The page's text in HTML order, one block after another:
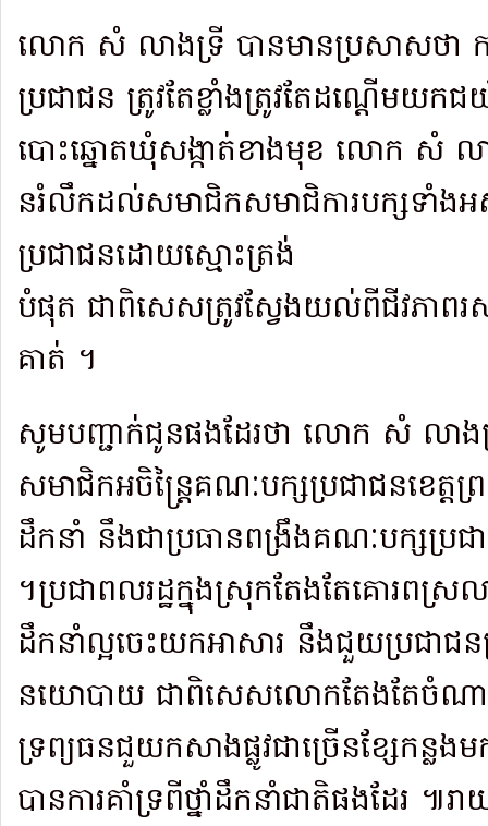
លោក សំ លាងទ្រី បានមានប្រសាសថា ក
ប្រជាជន ត្រូវតែខ្លាំងត្រូវតែដណ្តើមយក
បោះឆ្នោតឃុំសង្កាត់ខាងមុខ លោក សំ លា
នរំលឹកដល់សមាជិកសមាជិការបក្សទាំងអ
ប្រជាជនដោយស្មោះត្រង់
បំផុត ជាពិសេសត្រូវស្វែងយល់ពីជីវភាពរ
គាត់ ។​
សូមបញ្ជាក់ជូនផងដែរថា លោក សំ លាង
សមាជិកអចិន្ត្រៃគណៈបក្សប្រជាជនខេត្តព្
ដឹកនាំ នឹងជាប្រធានពង្រឹងគណៈបក្សប្រ
។​ប្រជាពលរដ្ឋក្នុងស្រុកតែងតែគោរពស្រ
ដឹកនាំល្អចេះយកអាសារ នឹងជួយប្រជាជនគ្
នយោបាយ ជាពិសេសលោកតែងតែចំណ
ទ្រព្យធនជួយកសាងផ្លូវជាច្រើនខ្សែកន្
បានការគាំទ្រពីថ្នាំដឹកនាំជាតិផងដែរ ៕